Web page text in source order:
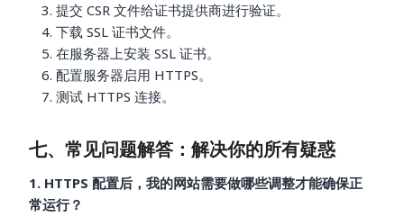
提交 CSR 文件给证书提供商进行验证。
下载 SSL 证书文件。
在服务器上安装 SSL 证书。
配置服务器启用 HTTPS。
测试 HTTPS 连接。
七、常见问题解答：解决你的所有疑惑
1. HTTPS 配置后，我的网站需要做哪些调整才能确保正
常运行？